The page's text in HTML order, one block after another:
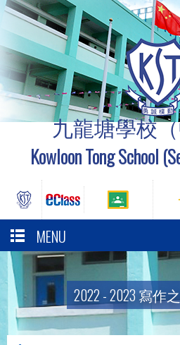
九龍塘學校
Kowloon Tong School
MENU
2022 - 2023 寫作